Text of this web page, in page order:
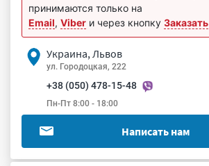
принимаются только на
Email, Viber и через кнопку Заказать
Украина, Львов
ул. Городоцкая, 222
+38 (050) 478-15-48
Пн-Пт 8:00 - 18:00
Написать нам